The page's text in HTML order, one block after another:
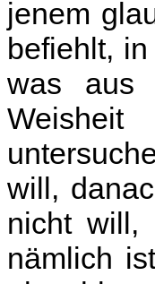
jenem
befiehlt,
was aus
will,
nicht will,
nämlich